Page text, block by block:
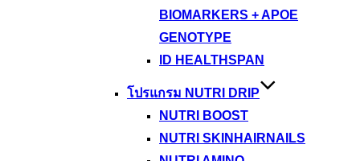
BIOMARKERS + APOE
GENOTYPE
ID HEALTHSPAN
โปรแกรม NUTRI DRIP
NUTRI BOOST
NUTRI SKINHAIRNAILS